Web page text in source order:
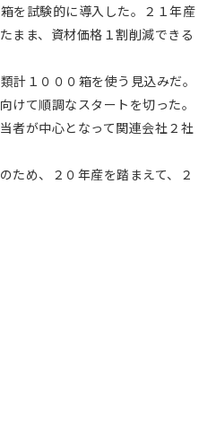
を試験的に導入した。２１年産
まま、資材価格１割削減できる
１０００箱を使う見込みだ。
て順調なスタートを切った。
者が中心となって関連会社２社
ため、２０年産を踏まえて、２